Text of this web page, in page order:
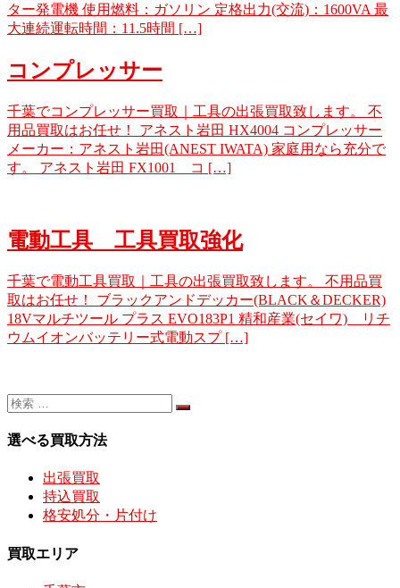
ター発電機 使用燃料：ガソリン 定格出力(交流)：1600VA 最
大連続運転時間：11.5時間 […]
コンプレッサー
千葉でコンプレッサー買取｜工具の出張買取致します。 不
用品買取はお任せ！ アネスト岩田 HX4004 コンプレッサー
メーカー：アネスト岩田(ANEST IWATA) 家庭用なら充分で
す。 アネスト岩田 FX1001 コ […]
電動工具 工具買取強化
千葉で電動工具買取｜工具の出張買取致します。 不用品買
取はお任せ！ ブラックアンドデッカー(BLACK＆DECKER)
18Vマルチツール プラス EVO183P1 精和産業(セイワ) リチ
ウムイオンバッテリー式電動スプ […]
選べる買取方法
出張買取
持込買取
格安処分・片付け
買取エリア